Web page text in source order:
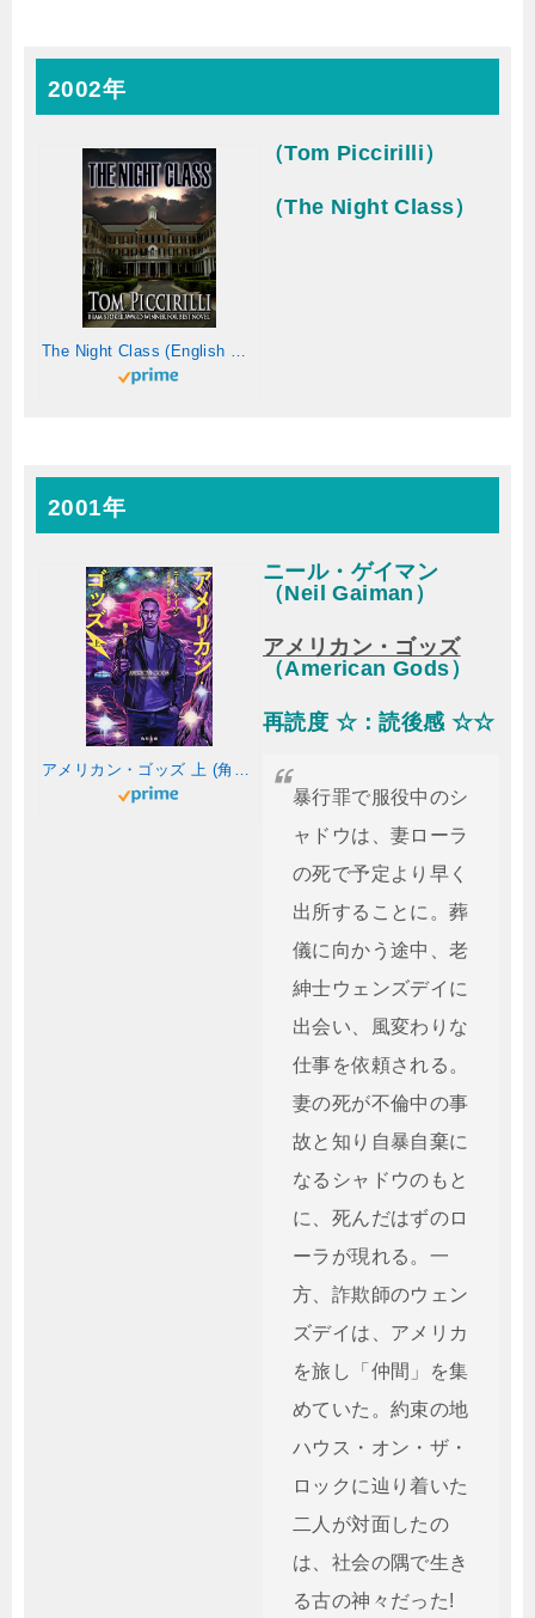
2002年
The Night Class (English Edition)
（Tom Piccirilli）
（The Night Class）
2001年
アメリカン・ゴッズ 上 (角川文庫)
ニール・ゲイマン
（Neil Gaiman）
アメリカン・ゴッズ
（American Gods）
再読度 ☆：読後感 ☆☆
暴行罪で服役中のシ
ャドウは、妻ローラ
の死で予定より早く
出所することに。葬
儀に向かう途中、老
紳士ウェンズデイに
出会い、風変わりな
仕事を依頼される。
妻の死が不倫中の事
故と知り自暴自棄に
なるシャドウのもと
に、死んだはずのロ
ーラが現れる。一
方、詐欺師のウェン
ズデイは、アメリカ
を旅し「仲間」を集
めていた。約束の地
ハウス・オン・ザ・
ロックに辿り着いた
二人が対面したの
は、社会の隅で生き
る古の神々だった!